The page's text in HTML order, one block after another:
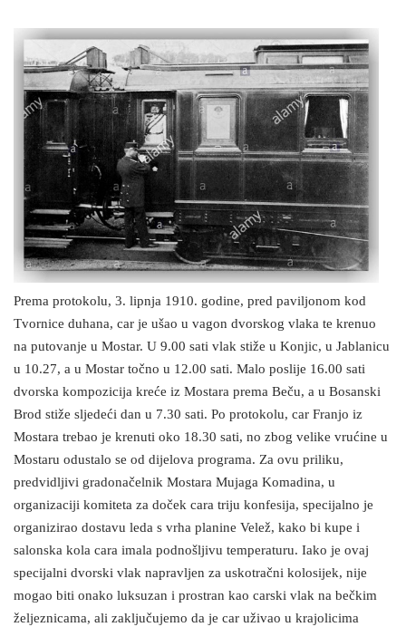
Prema protokolu, 3. lipnja 1910. godine, pred paviljonom kod
Tvornice duhana, car je ušao u vagon dvorskog vlaka te krenuo
na putovanje u Mostar. U 9.00 sati vlak stiže u Konjic, u Jablanicu
u 10.27, a u Mostar točno u 12.00 sati. Malo poslije 16.00 sati
dvorska kompozicija kreće iz Mostara prema Beču, a u Bosanski
Brod stiže sljedeći dan u 7.30 sati. Po protokolu, car Franjo iz
Mostara trebao je krenuti oko 18.30 sati, no zbog velike vrućine u
Mostaru odustalo se od dijelova programa. Za ovu priliku,
predvidljivi gradonačelnik Mostara Mujaga Komadina, u
organizaciji komiteta za doček cara triju konfesija, specijalno je
organizirao dostavu leda s vrha planine Velež, kako bi kupe i
salonska kola cara imala podnošljivu temperaturu. Iako je ovaj
specijalni dvorski vlak napravljen za uskotračni kolosijek, nije
mogao biti onako luksuzan i prostran kao carski vlak na bečkim
željeznicama, ali zaključujemo da je car uživao u krajolicima